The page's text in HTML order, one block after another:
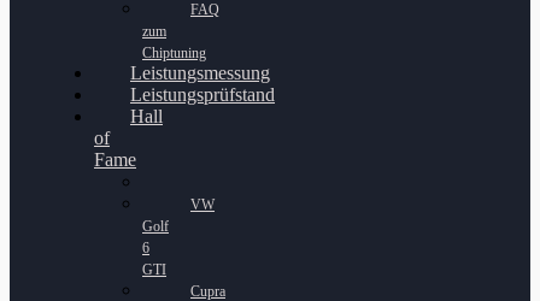
FAQ
zum
Chiptuning
Leistungsmessung
Leistungsprüfstand
Hall
of
Fame
VW
Golf
6
GTI
Cupra